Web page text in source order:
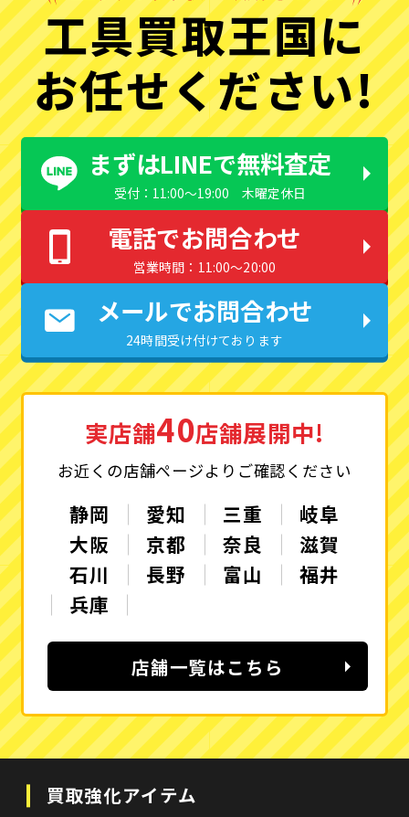
工具買取王国に
お任せください!
まずはLINEで無料査定
受付：11:00〜19:00 木曜定休日
電話でお問合わせ
営業時間：11:00〜20:00
メールでお問合わせ
24時間受け付けております
実店舗40店舗展開中!
お近くの店舗ページよりご確認ください
静岡 愛知 三重
岐阜
大阪
京都 奈良
滋賀
石川
長野 富山
福井
兵庫
店舗一覧はこちら
買取強化アイテム